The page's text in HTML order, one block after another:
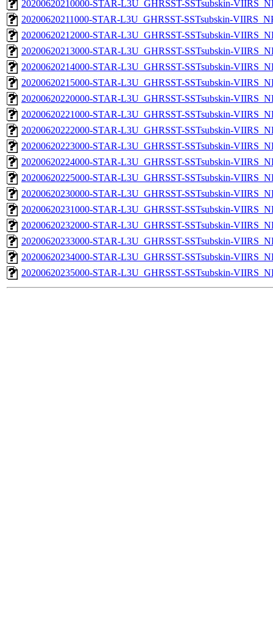
20200620210000-STAR-L3U_GHRSST-SSTsubskin-
20200620211000-STAR-L3U_GHRSST-SSTsubskin-
20200620212000-STAR-L3U_GHRSST-SSTsubskin-
20200620213000-STAR-L3U_GHRSST-SSTsubskin-
20200620214000-STAR-L3U_GHRSST-SSTsubskin-
20200620215000-STAR-L3U_GHRSST-SSTsubskin-
20200620220000-STAR-L3U_GHRSST-SSTsubskin-
20200620221000-STAR-L3U_GHRSST-SSTsubskin-
20200620222000-STAR-L3U_GHRSST-SSTsubskin-
20200620223000-STAR-L3U_GHRSST-SSTsubskin-
20200620224000-STAR-L3U_GHRSST-SSTsubskin-
20200620225000-STAR-L3U_GHRSST-SSTsubskin-
20200620230000-STAR-L3U_GHRSST-SSTsubskin-
20200620231000-STAR-L3U_GHRSST-SSTsubskin-
20200620232000-STAR-L3U_GHRSST-SSTsubskin-
20200620233000-STAR-L3U_GHRSST-SSTsubskin-
20200620234000-STAR-L3U_GHRSST-SSTsubskin-
20200620235000-STAR-L3U_GHRSST-SSTsubskin-